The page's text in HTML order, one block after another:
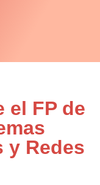
el FP de
y Redes